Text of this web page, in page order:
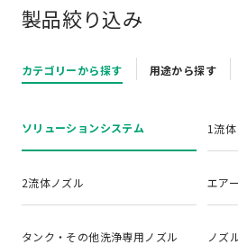
製品絞り込み
カテゴリーから探す 用途から探す
ソリューションシステム 1流
2流体ノズル エア
タンク・その他洗浄専用ノズル ノズ